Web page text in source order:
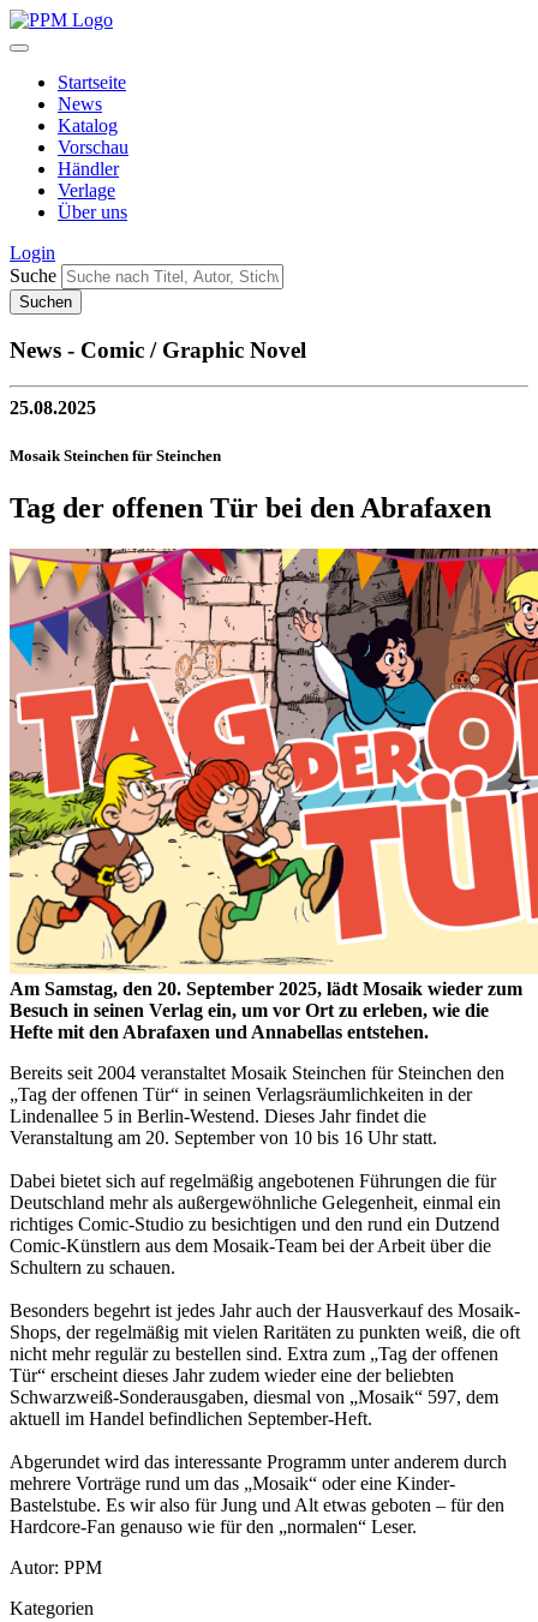
Startseite
News
Katalog
Vorschau
Händler
Verlage
Über uns
Login
Suche
News - Comic / Graphic Novel
25.08.2025
Mosaik Steinchen für Steinchen
Tag der offenen Tür bei den Abrafaxen
Am Samstag, den 20. September 2025, lädt Mosaik wieder zum
Besuch in seinen Verlag ein, um vor Ort zu erleben, wie die
Hefte mit den Abrafaxen und Annabellas entstehen.
Bereits seit 2004 veranstaltet Mosaik Steinchen für Steinchen den
„Tag der offenen Tür“ in seinen Verlagsräumlichkeiten in der
Lindenallee 5 in Berlin-Westend. Dieses Jahr findet die
Veranstaltung am 20. September von 10 bis 16 Uhr statt.
Dabei bietet sich auf regelmäßig angebotenen Führungen die für
Deutschland mehr als außergewöhnliche Gelegenheit, einmal ein
richtiges Comic-Studio zu besichtigen und den rund ein Dutzend
Comic-Künstlern aus dem Mosaik-Team bei der Arbeit über die
Schultern zu schauen.
Besonders begehrt ist jedes Jahr auch der Hausverkauf des Mosaik-
Shops, der regelmäßig mit vielen Raritäten zu punkten weiß, die oft
nicht mehr regulär zu bestellen sind. Extra zum „Tag der offenen
Tür“ erscheint dieses Jahr zudem wieder eine der beliebten
Schwarzweiß-Sonderausgaben, diesmal von „Mosaik“ 597, dem
aktuell im Handel befindlichen September-Heft.
Abgerundet wird das interessante Programm unter anderem durch
mehrere Vorträge rund um das „Mosaik“ oder eine Kinder-
Bastelstube. Es wir also für Jung und Alt etwas geboten – für den
Hardcore-Fan genauso wie für den „normalen“ Leser.
Autor: PPM
Kategorien